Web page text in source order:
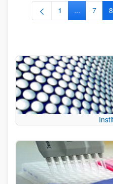
Página
1 ...PáginasPágina
7 8